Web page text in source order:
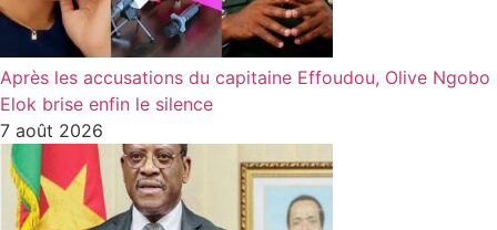
Après les accusations du capitaine Effoudou, Olive Ngobo
Elok brise enfin le silence
7 août 2026